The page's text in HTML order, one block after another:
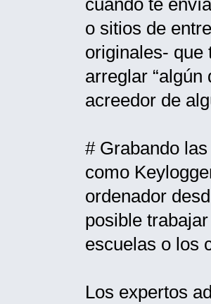
o sitios de
originales- que
arreglar “algún
acreedor de
# Grabando
como
ordenador
posible
escuelas o los
Los expertos